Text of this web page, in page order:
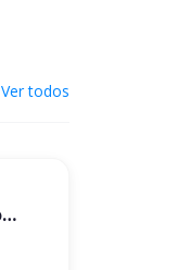
Ver todos
Luisa Fernanda Díaz Correa